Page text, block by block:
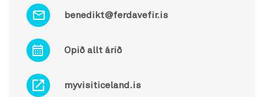
benedikt@ferdavefir.is
Opið allt árið
myvisiticeland.is